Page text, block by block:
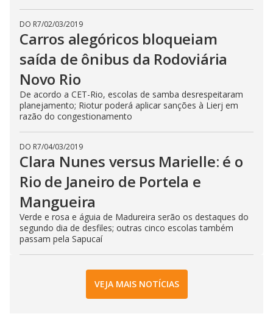
DO R7/02/03/2019
Carros alegóricos bloqueiam
saída de ônibus da Rodoviária
Novo Rio
De acordo a CET-Rio, escolas de samba desrespeitaram
planejamento; Riotur poderá aplicar sanções à Lierj em
razão do congestionamento
DO R7/04/03/2019
Clara Nunes versus Marielle: é o
Rio de Janeiro de Portela e
Mangueira
Verde e rosa e águia de Madureira serão os destaques do
segundo dia de desfiles; outras cinco escolas também
passam pela Sapucaí
VEJA MAIS NOTÍCIAS